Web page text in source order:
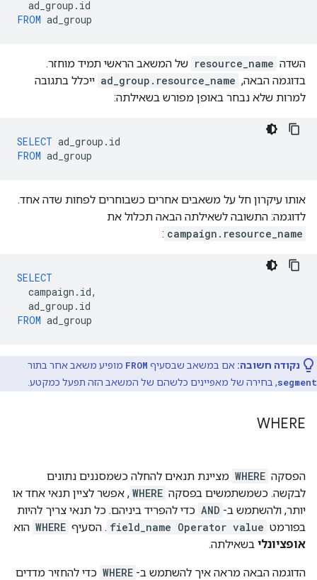
ad_group . id
FROM ad_group
השדה resource_name של המשאב הראשי תמיד מוחזר.
בדוגמה הבאה, ad_group.resource_name ייכלל בתגובה
למרות שלא נבחר באופן מפורש בשאילתה:
SELECT ad_group . id
FROM ad_group
אותו עיקרון חל על משאבים אחרים כשבוחרים לפחות שדה אחד.
לדוגמה: התשובה לשאילתה הבאה תכלול את
campaign.resource_name
:
SELECT
campaign . id,
ad_group . id
FROM ad_group
נקודה חשובה: אם במשאב שבסעיף FROM מופיע משאב אחר בתור
segment, בחירה של מאפיינים כלשהם של המשאב הזה תפעל כמקטע.
WHERE
הפסקה WHERE מציינת תנאים להחלה כשמסננים נתונים
לבקשה. כשמשתמשים בפסקה WHERE , אפשר לציין תנאי אחד או
יותר, ולהשתמש ב- AND כדי להפריד ביניהם. כל תנאי צריך להיות
בפורמט field_name Operator value . הסעיף WHERE הוא
אופציונלי בשאילתה.
הדוגמה הבאה מראה איך להשתמש ב- WHERE כדי להחזיר מדדים